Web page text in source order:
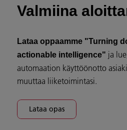
Valmiina
Lataa oppaamme "Turning
actionable intelligence" ja
automaation käyttöönotto
muuttaa liiketoimintasi.
Lataa opas